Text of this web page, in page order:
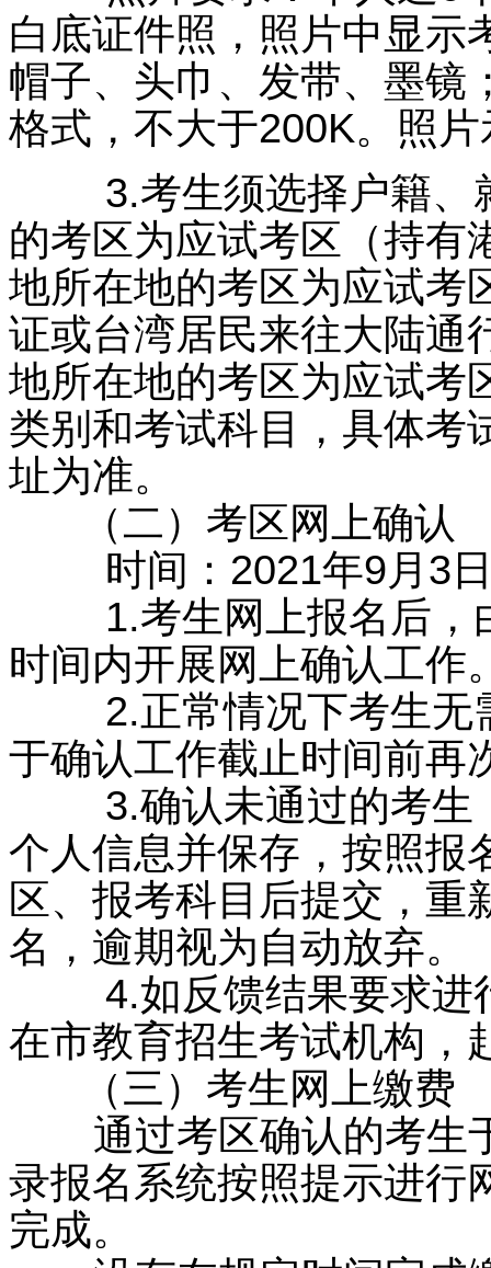
白底证件照，照片中显示
帽子、头巾、发带、墨镜
格式，不大于200K。照
3.考生须选择户籍、
的考区为应试考区（持有
地所在地的考区为应试考
证或台湾居民来往大陆通
地所在地的考区为应试考
类别和考试科目，具体考
址为准。
（二）考区网上确认
时间：2021年9月3日
1.考生网上报名后，
时间内开展网上确认工作
2.正常情况下考生无
于确认工作截止时间前再
3.确认未通过的考生
个人信息并保存，按照报
区、报考科目后提交，重
名，逾期视为自动放弃。
4.如反馈结果要求进
在市教育招生考试机构，
（三）考生网上缴费
通过考区确认的考生
录报名系统按照提示进行
完成。